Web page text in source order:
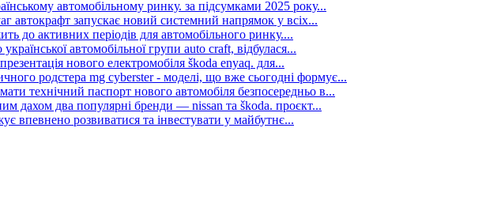
автомобільному ринку. за підсумками 2025 року...
автокрафт запускає новий системний напрямок у всіх...
до активних періодів для автомобільного ринку....
автомобільної групи auto craft, відбулася...
нового електромобіля škoda enyaq. для...
родстера mg cyberster - моделі, що вже сьогодні формує...
технічний паспорт нового автомобіля безпосередньо в...
дахом два популярні бренди — nissan та škoda. проєкт...
впевнено розвиватися та інвестувати у майбутнє...